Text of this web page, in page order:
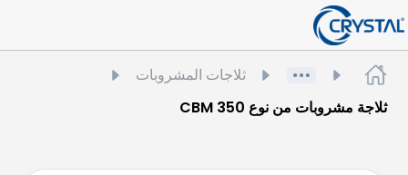
ثلاجات المشروبات
ثلاجة مشروبات من نوع CBM 350